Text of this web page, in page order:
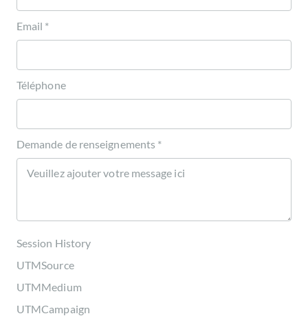
Email *
Téléphone
Demande de renseignements *
Session History
UTMSource
UTMMedium
UTMCampaign